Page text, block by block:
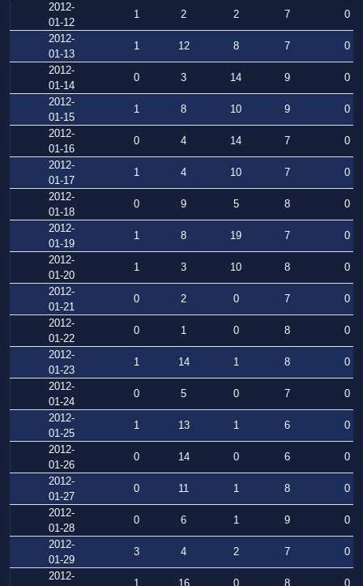
2012-
01-12
1 2 2 7
0
2012-
01-13
1 12 8 7
0
2012-
01-14
0 3 14 9
0
2012-
01-15
1 8 10 9
0
2012-
01-16
0 4 14 7
0
2012-
01-17
1 4 10 7
0
2012-
01-18
0 9 5 8
0
2012-
01-19
1 8 19 7
0
2012-
01-20
1 3 10 8
0
2012-
01-21
0 2 0 7
0
2012-
01-22
0 1 0 8
0
2012-
01-23
1 14 1 8
0
2012-
01-24
0 5 0 7
0
2012-
01-25
1 13 1 6
0
2012-
01-26
0 14 0 6
0
2012-
01-27
0 11 1 8
0
2012-
01-28
0 6 1 9
0
2012-
01-29
3 4 2 7
0
2012-
1 16 0 8 0